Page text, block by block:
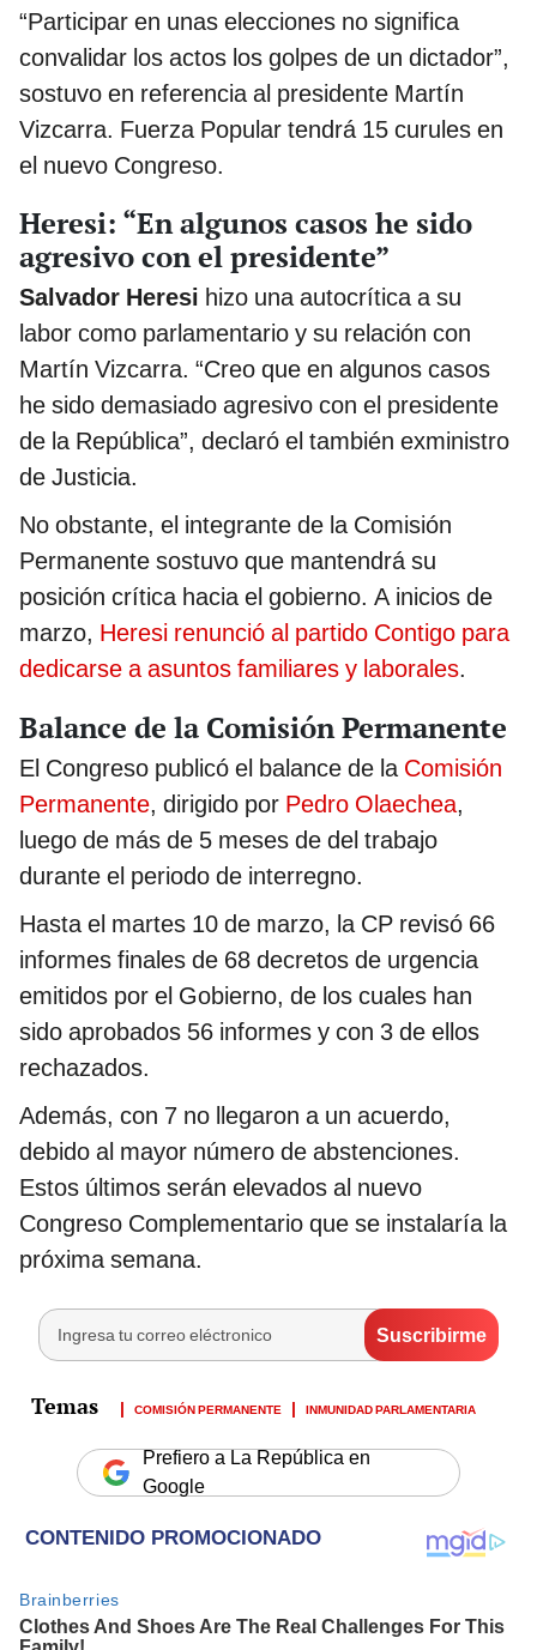
“Participar en unas elecciones no significa
convalidar los actos los golpes de un dictador”,
sostuvo en referencia al presidente Martín
Vizcarra. Fuerza Popular tendrá 15 curules en
el nuevo Congreso.
Heresi: “En algunos casos he sido
agresivo con el presidente”
Salvador Heresi hizo una autocrítica a su
labor como parlamentario y su relación con
Martín Vizcarra. “Creo que en algunos casos
he sido demasiado agresivo con el presidente
de la República”, declaró el también exministro
de Justicia.
No obstante, el integrante de la Comisión
Permanente sostuvo que mantendrá su
posición crítica hacia el gobierno. A inicios de
marzo, Heresi renunció al partido Contigo para
dedicarse a asuntos familiares y laborales.
Balance de la Comisión Permanente
El Congreso publicó el balance de la Comisión
Permanente, dirigido por Pedro Olaechea,
luego de más de 5 meses de del trabajo
durante el periodo de interregno.
Hasta el martes 10 de marzo, la CP revisó 66
informes finales de 68 decretos de urgencia
emitidos por el Gobierno, de los cuales han
sido aprobados 56 informes y con 3 de ellos
rechazados.
Además, con 7 no llegaron a un acuerdo,
debido al mayor número de abstenciones.
Estos últimos serán elevados al nuevo
Congreso Complementario que se instalaría la
próxima semana.
COMISIÓN PERMANENTE INMUNIDAD PARLAMENTARIA
Prefiero a La República en
Google